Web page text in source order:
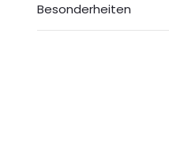
Besonderheiten